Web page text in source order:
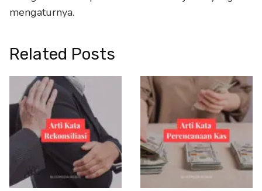
mengaturnya.
Related Posts